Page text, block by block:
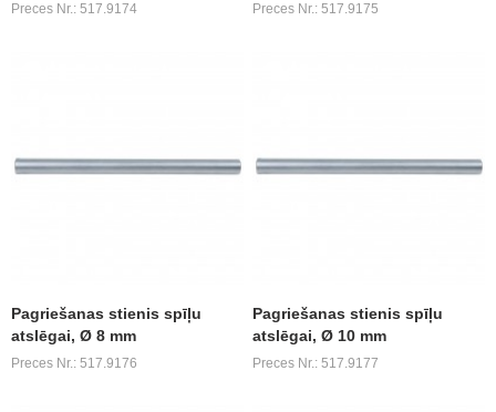
Preces Nr.: 517.9174 Preces Nr.: 517.9175
Pagriešanas stienis spīļu
atslēgai, Ø 8 mm
Preces Nr.: 517.9176
Pagriešanas stienis spīļu
atslēgai, Ø 10 mm
Preces Nr.: 517.9177